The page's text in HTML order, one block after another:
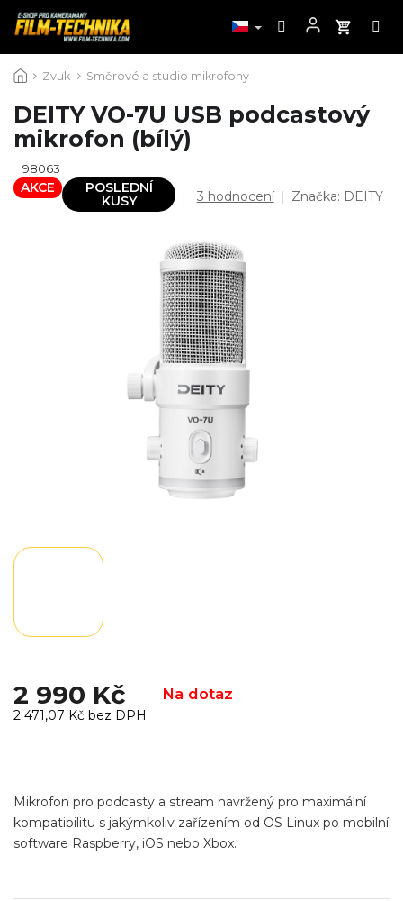
na
Zvuk Směrové a studio mikrofony
DEITY VO-7U USB podcastový
mikrofon (bílý)
98063
AKCE
POSLEDNÍ
KUSY
Průměrné
je
5,0
z
5
hvězdiček.
3 hodnocení Značka: DEITY
2 990 Kč Na dotaz
2 471,07 Kč bez DPH
cena:
Mikrofon pro podcasty a stream navržený pro maximální
kompatibilitu s jakýmkoliv zařízením od OS Linux po mobilní
software Raspberry, iOS nebo Xbox.